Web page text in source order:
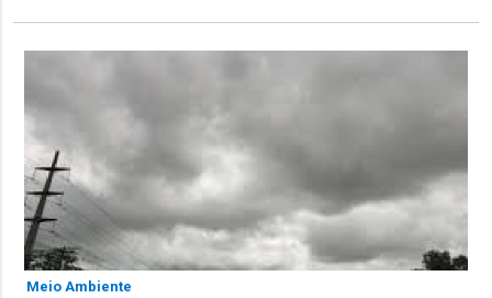
Meio Ambiente